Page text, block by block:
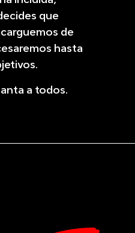
que
de
hasta
a todos.